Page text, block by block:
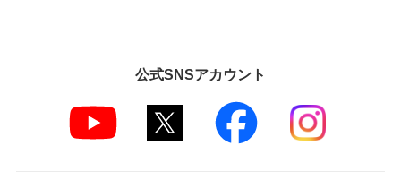
公式SNSアカウント